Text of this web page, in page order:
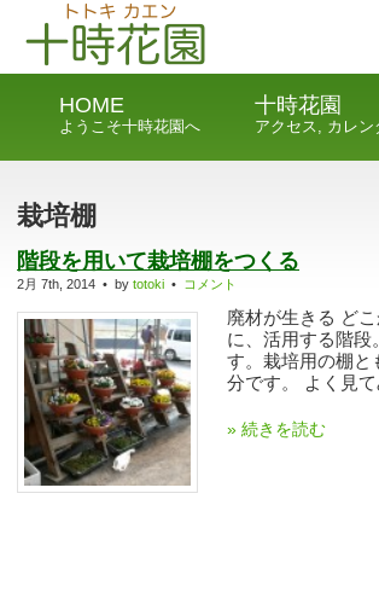
HOME
ようこそ十時花園へ
十時花園
アクセス, カレン
栽培棚
階段を用いて栽培棚をつくる
2月 7th, 2014 • by totoki • コメント
廃材が生きる ど
に、活用する階
す。栽培用の棚と
分です。 よく見
» 続きを読む